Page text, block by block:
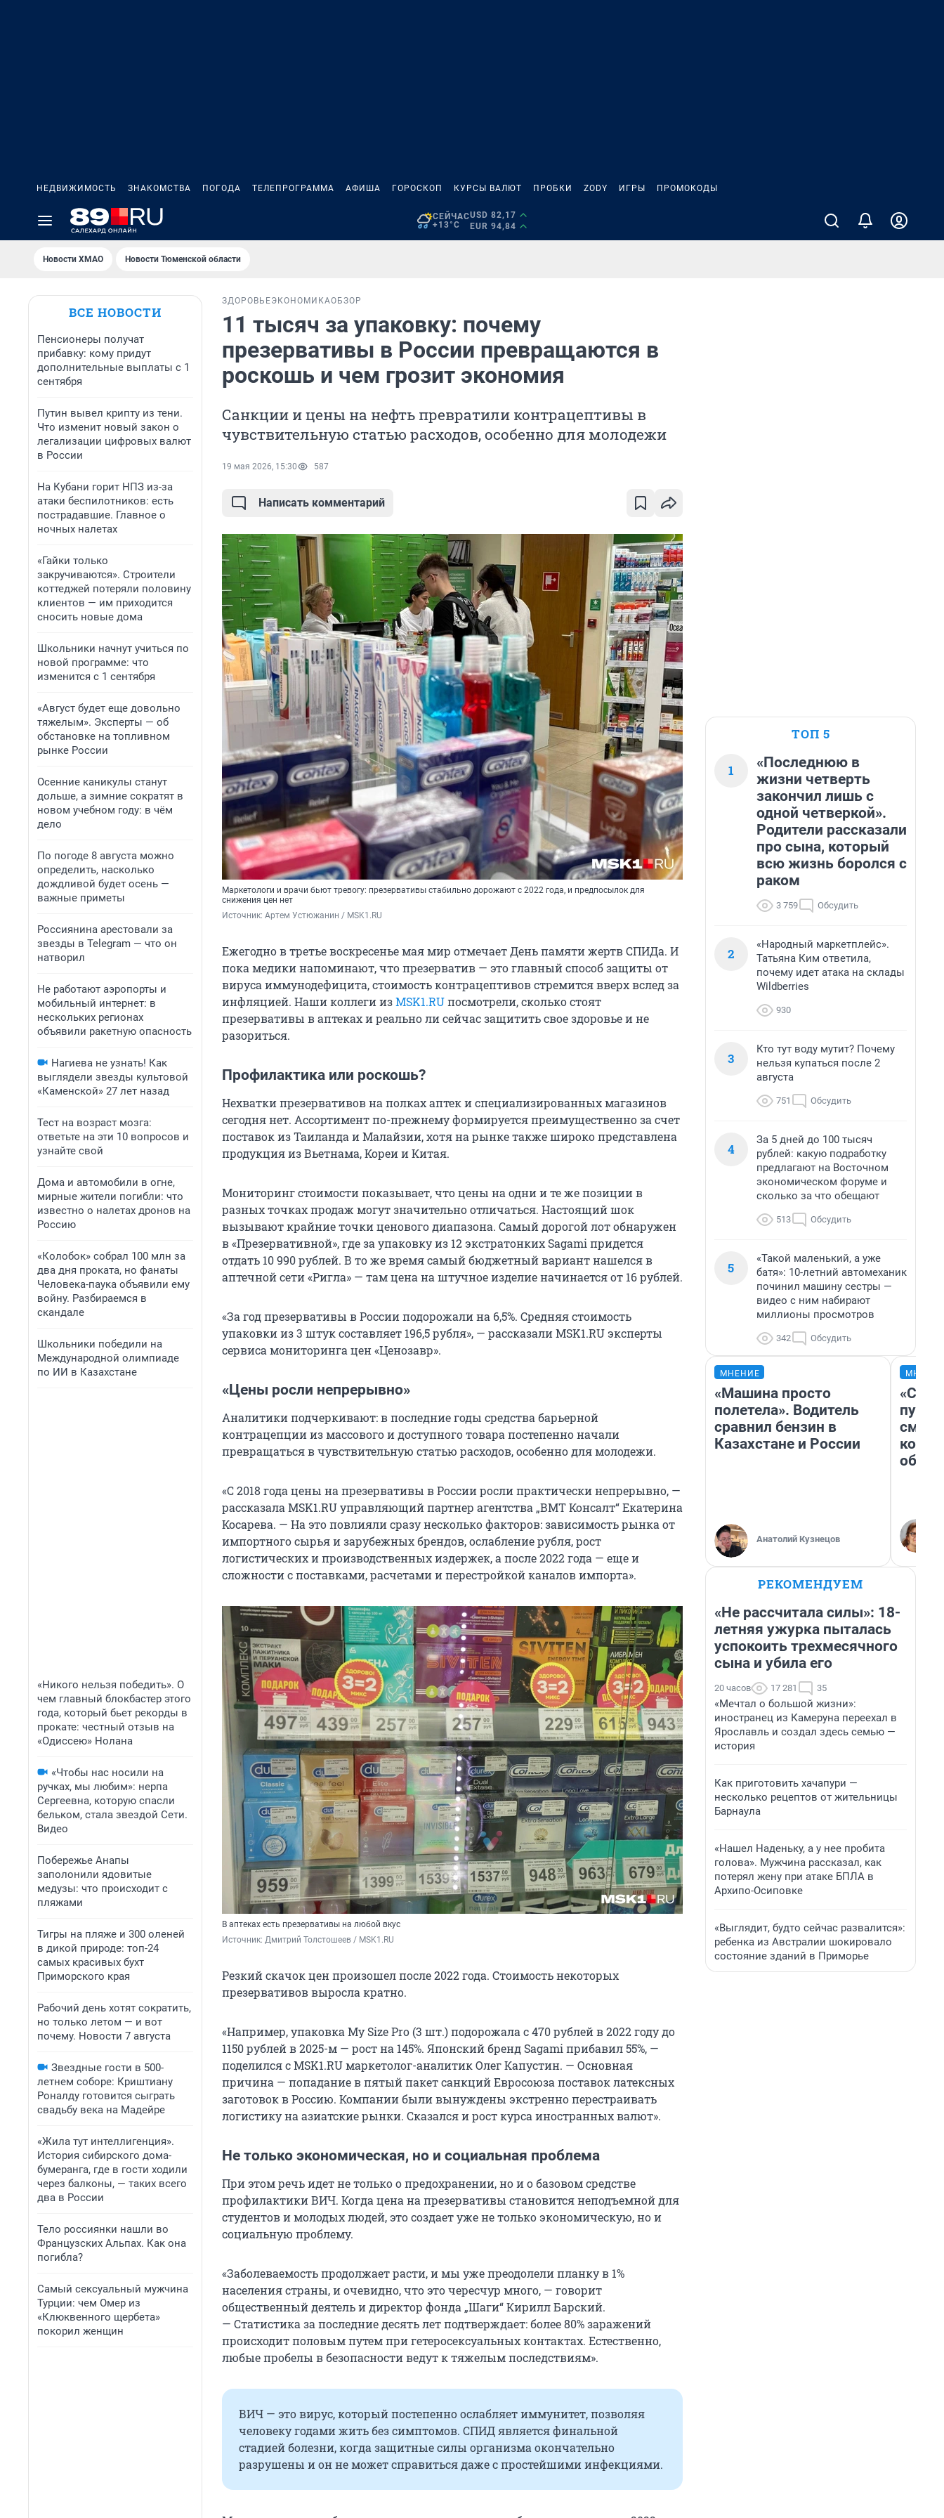
НЕДВИЖИМОСТЬ ЗНАКОМСТВА ПОГОДА ТЕЛЕПРОГРАММА АФИША ГОРОСКОП КУРСЫ ВАЛЮТ ПРОБКИ ZODY ИГРЫ ПРОМОКОДЫ
СЕЙЧАС
+13°C
USD 82,17
EUR 94,84
Новости ХМАО Новости Тюменской области
ВСЕ НОВОСТИ
Пенсионеры получат
прибавку: кому придут
дополнительные выплаты с 1
сентября
Путин вывел крипту из тени.
Что изменит новый закон о
легализации цифровых валют
в России
На Кубани горит НПЗ из-за
атаки беспилотников: есть
пострадавшие. Главное о
ночных налетах
«Гайки только
закручиваются». Строители
коттеджей потеряли половину
клиентов — им приходится
сносить новые дома
Школьники начнут учиться по
новой программе: что
изменится с 1 сентября
«Август будет еще довольно
тяжелым». Эксперты — об
обстановке на топливном
рынке России
Осенние каникулы станут
дольше, а зимние сократят в
новом учебном году: в чём
дело
По погоде 8 августа можно
определить, насколько
дождливой будет осень —
важные приметы
Россиянина арестовали за
звезды в Telegram — что он
натворил
Не работают аэропорты и
мобильный интернет: в
нескольких регионах
объявили ракетную опасность
Нагиева не узнать! Как
выглядели звезды культовой
«Каменской» 27 лет назад
Тест на возраст мозга:
ответьте на эти 10 вопросов и
узнайте свой
Дома и автомобили в огне,
мирные жители погибли: что
известно о налетах дронов на
Россию
«Колобок» собрал 100 млн за
два дня проката, но фанаты
Человека-паука объявили ему
войну. Разбираемся в
скандале
Школьники победили на
Международной олимпиаде
по ИИ в Казахстане
«Никого нельзя победить». О
чем главный блокбастер этого
года, который бьет рекорды в
прокате: честный отзыв на
«Одиссею» Нолана
«Чтобы нас носили на
ручках, мы любим»: нерпа
Сергеевна, которую спасли
бельком, стала звездой Сети.
Видео
Побережье Анапы
заполонили ядовитые
медузы: что происходит с
пляжами
Тигры на пляже и 300 оленей
в дикой природе: топ-24
самых красивых бухт
Приморского края
Рабочий день хотят сократить,
но только летом — и вот
почему. Новости 7 августа
Звездные гости в 500-
летнем соборе: Криштиану
Роналду готовится сыграть
свадьбу века на Мадейре
«Жила тут интеллигенция».
История сибирского дома-
бумеранга, где в гости ходили
через балконы, — таких всего
два в России
Тело россиянки нашли во
Французских Альпах. Как она
погибла?
Самый сексуальный мужчина
Турции: чем Омер из
«Клюквенного щербета»
покорил женщин
ЗДОРОВЬЕЭКОНОМИКАОБЗОР
11 тысяч за упаковку: почему
презервативы в России превращаются в
роскошь и чем грозит экономия
Санкции и цены на нефть превратили контрацептивы в
чувствительную статью расходов, особенно для молодежи
19 мая 2026, 15:30 587
Написать комментарий
Маркетологи и врачи бьют тревогу: презервативы стабильно дорожают с 2022 года, и предпосылок для
снижения цен нет
Источник: Артем Устюжанин / MSK1.RU
Ежегодно в третье воскресенье мая мир отмечает День памяти жертв СПИДа. И
пока медики напоминают, что презерватив — это главный способ защиты от
вируса иммунодефицита, стоимость контрацептивов стремится вверх вслед за
инфляцией. Наши коллеги изMSK1.RUпосмотрели, сколько стоят
презервативы в аптеках и реально ли сейчас защитить свое здоровье и не
разориться.
Профилактика или роскошь?
Нехватки презервативов на полках аптек и специализированных магазинов
сегодня нет. Ассортимент по-прежнему формируется преимущественно за счет
поставок из Таиланда и Малайзии, хотя на рынке также широко представлена
продукция из Вьетнама, Кореи и Китая.
Мониторинг стоимости показывает, что цены на одни и те же позиции в
разных точках продаж могут значительно отличаться. Настоящий шок
вызывают крайние точки ценового диапазона. Самый дорогой лот обнаружен
в «Презервативной», где за упаковку из 12 экстратонких Sagami придется
отдать 10 990 рублей. В то же время самый бюджетный вариант нашелся в
аптечной сети «Ригла» — там цена на штучное изделие начинается от 16 рублей.
«За год презервативы в России подорожали на 6,5%. Средняя стоимость
упаковки из 3 штук составляет 196,5 рубля», — рассказали MSK1.RU эксперты
сервиса мониторинга цен «Ценозавр».
«Цены росли непрерывно»
Аналитики подчеркивают: в последние годы средства барьерной
контрацепции из массового и доступного товара постепенно начали
превращаться в чувствительную статью расходов, особенно для молодежи.
«С 2018 года цены на презервативы в России росли практически непрерывно, —
рассказала MSK1.RU управляющий партнер агентства „ВМТ Консалт“ Екатерина
Косарева. — На это повлияли сразу несколько факторов: зависимость рынка от
импортного сырья и зарубежных брендов, ослабление рубля, рост
логистических и производственных издержек, а после 2022 года — еще и
сложности с поставками, расчетами и перестройкой каналов импорта».
В аптеках есть презервативы на любой вкус
Источник: Дмитрий Толстошеев / MSK1.RU
Резкий скачок цен произошел после 2022 года. Стоимость некоторых
презервативов выросла кратно.
«Например, упаковка My Size Pro (3 шт.) подорожала с 470 рублей в 2022 году до
1150 рублей в 2025-м — рост на 145%. Японский бренд Sagami прибавил 55%, —
поделился с MSK1.RU маркетолог-аналитик Олег Капустин. — Основная
причина — попадание в пятый пакет санкций Евросоюза поставок латексных
заготовок в Россию. Компании были вынуждены экстренно перестраивать
логистику на азиатские рынки. Сказался и рост курса иностранных валют».
Не только экономическая, но и социальная проблема
При этом речь идет не только о предохранении, но и о базовом средстве
профилактики ВИЧ. Когда цена на презервативы становится неподъемной для
студентов и молодых людей, это создает уже не только экономическую, но и
социальную проблему.
«Заболеваемость продолжает расти, и мы уже преодолели планку в 1%
населения страны, и очевидно, что это чересчур много, — говорит
общественный деятель и директор фонда „Шаги“ Кирилл Барский.
— Статистика за последние десять лет подтверждает: более 80% заражений
происходит половым путем при гетеросексуальных контактах. Естественно,
любые пробелы в безопасности ведут к тяжелым последствиям».
ВИЧ — это вирус, который постепенно ослабляет иммунитет, позволяя
человеку годами жить без симптомов. СПИД является финальной
стадией болезни, когда защитные силы организма окончательно
разрушены и он не может справиться даже с простейшими инфекциями.
ТОП 5
1
«Последнюю в
жизни четверть
закончил лишь с
одной четверкой».
Родители рассказали
про сына, который
всю жизнь боролся с
раком
3 759 Обсудить
2
«Народный маркетплейс».
Татьяна Ким ответила,
почему идет атака на склады
Wildberries
930
3
Кто тут воду мутит? Почему
нельзя купаться после 2
августа
751 Обсудить
4
За 5 дней до 100 тысяч
рублей: какую подработку
предлагают на Восточном
экономическом форуме и
сколько за что обещают
513 Обсудить
5
«Такой маленький, а уже
батя»: 10-летний автомеханик
починил машину сестры —
видео с ним набирают
миллионы просмотров
342 Обсудить
МНЕНИЕ
«Машина просто
полетела». Водитель
сравнил бензин в
Казахстане и России
Анатолий Кузнецов
РЕКОМЕНДУЕМ
«Не рассчитала силы»: 18-
летняя ужурка пыталась
успокоить трехмесячного
сына и убила его
20 часов 17 281 35
«Мечтал о большой жизни»:
иностранец из Камеруна переехал в
Ярославль и создал здесь семью —
история
Как приготовить хачапури —
несколько рецептов от жительницы
Барнаула
«Нашел Наденьку, а у нее пробита
голова». Мужчина рассказал, как
потерял жену при атаке БПЛА в
Архипо-Осиповке
«Выглядит, будто сейчас развалится»:
ребенка из Австралии шокировало
состояние зданий в Приморье